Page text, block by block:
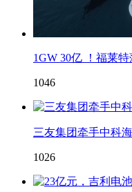
1GW 30亿 ！福莱
1046
三友集团牵手中科
1026